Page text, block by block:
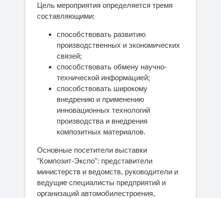
Цель мероприятия определяется тремя
составляющими:
способствовать развитию
производственных и экономических
связей;
способствовать обмену научно-
технической информацией;
способствовать широкому
внедрению и применению
инновационных технологий
производства и внедрения
композитных материалов.
Основные посетители выставки
"Композит-Экспо": представители
министерств и ведомств, руководители и
ведущие специалисты предприятий и
организаций автомобилестроения,